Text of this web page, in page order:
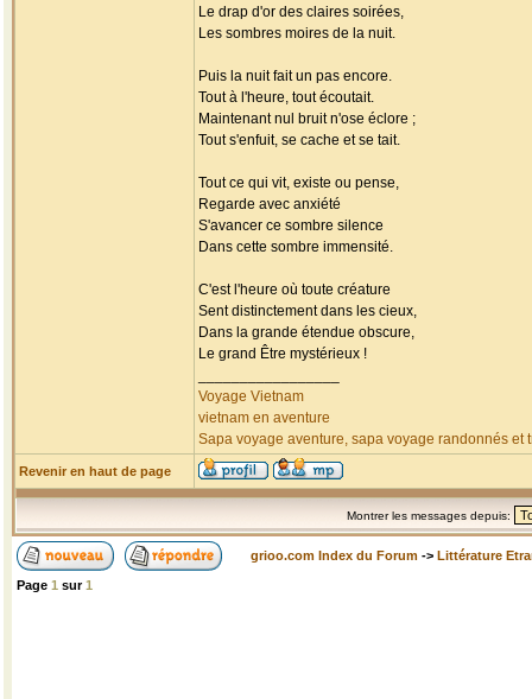
Le drap d'or des claires soirées,
Les sombres moires de la nuit.
Puis la nuit fait un pas encore.
Tout à l'heure, tout écoutait.
Maintenant nul bruit n'ose éclore ;
Tout s'enfuit, se cache et se tait.
Tout ce qui vit, existe ou pense,
Regarde avec anxiété
S'avancer ce sombre silence
Dans cette sombre immensité.
C'est l'heure où toute créature
Sent distinctement dans les cieux,
Dans la grande étendue obscure,
Le grand Être mystérieux !
Voyage Vietnam
vietnam en aventure
Sapa voyage aventure, sapa voyage randonnés et
Revenir en haut de page
Montrer les messages depuis:
grioo.com Index du Forum -> Littérature
Page 1 sur1